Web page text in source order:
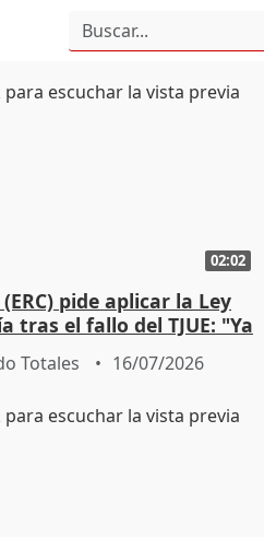
02:02
pide aplicar la Ley
tras el fallo del TJUE: "Ya
Totales 16/07/2026